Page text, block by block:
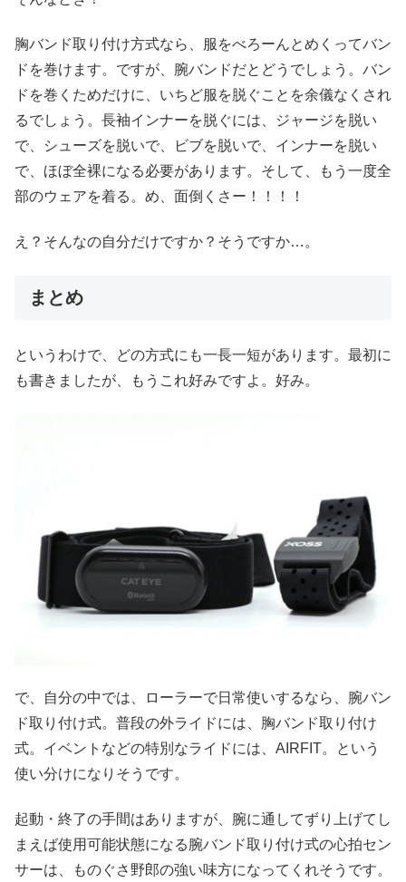
胸バンド取り付け方式なら、服をべろーんとめくってバン
ドを巻けます。ですが、腕バンドだとどうでしょう。バン
ドを巻くためだけに、いちど服を脱ぐことを余儀なくされ
るでしょう。長袖インナーを脱ぐには、ジャージを脱い
で、シューズを脱いで、ビブを脱いで、インナーを脱い
で、ほぼ全裸になる必要があります。そして、もう一度全
部のウェアを着る。め、面倒くさー！！！！
え？そんなの自分だけですか？そうですか…。
まとめ
というわけで、どの方式にも一長一短があります。最初に
も書きましたが、もうこれ好みですよ。好み。
で、自分の中では、ローラーで日常使いするなら、腕バン
ド取り付け式。普段の外ライドには、胸バンド取り付け
式。イベントなどの特別なライドには、AIRFIT。という
使い分けになりそうです。
起動・終了の手間はありますが、腕に通してずり上げてし
まえば使用可能状態になる腕バンド取り付け式の心拍セン
サーは、ものぐさ野郎の強い味方になってくれそうです。